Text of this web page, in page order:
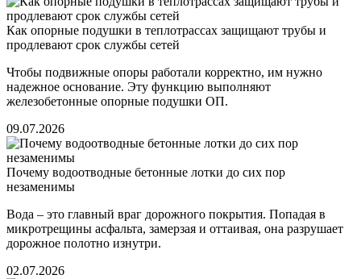
Как опорные подушки в теплотрассах защищают трубы и
продлевают срок службы сетей
Чтобы подвижные опоры работали корректно, им нужно
надежное основание. Эту функцию выполняют
железобетонные опорные подушки ОП.
09.07.2026
Почему водоотводные бетонные лотки до сих пор
незаменимы
Вода – это главный враг дорожного покрытия. Попадая в
микротрещины асфальта, замерзая и оттаивая, она разрушает
дорожное полотно изнутри.
02.07.2026